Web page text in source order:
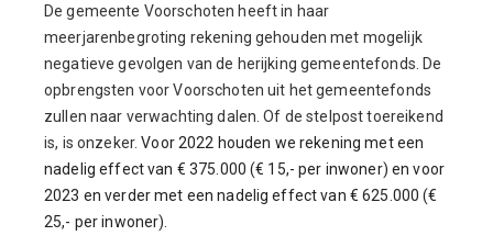
De gemeente Voorschoten heeft in haar
meerjarenbegroting rekening gehouden met mogelijk
negatieve gevolgen van de herijking gemeentefonds. De
opbrengsten voor Voorschoten uit het gemeentefonds
zullen naar verwachting dalen. Of de stelpost toereikend
is, is onzeker.Voor 2022 houden we rekening met een
nadelig effect van € 375.000 (€ 15,- per inwoner) en voor
2023 en verder met een nadelig effect van € 625.000 (€
25,- per inwoner).